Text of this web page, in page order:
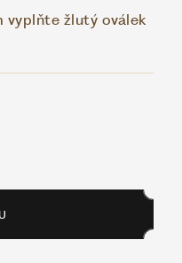
vyplňte žlutý oválek